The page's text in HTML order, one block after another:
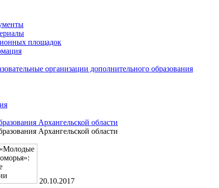
площадок
организации дополнительного образования
Архангельской области
Архангельской области
20.10.2017